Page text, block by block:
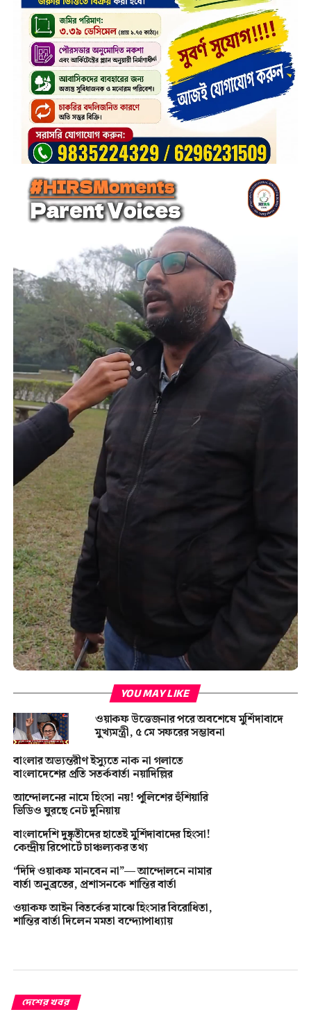
YOU MAY LIKE
ওয়াকফ উত্তেজনার পরে অবশেষে মুর্শিদাবাদে
মুখ্যমন্ত্রী, ৫ মে সফরের সম্ভাবনা
বাংলার অভ্যন্তরীণ ইস্যুতে নাক না গলাতে
বাংলাদেশের প্রতি সতর্কবার্তা নয়াদিল্লির
আন্দোলনের নামে হিংসা নয়! পুলিশের হুঁশিয়ারি
ভিডিও ঘুরছে নেট দুনিয়ায়
বাংলাদেশি দুষ্কৃতীদের হাতেই মুর্শিদাবাদের হিংসা!
কেন্দ্রীয় রিপোর্টে চাঞ্চল্যকর তথ্য
“দিদি ওয়াকফ মানবেন না”— আন্দোলনে নামার
বার্তা অনুব্রতের, প্রশাসনকে শান্তির বার্তা
ওয়াকফ আইন বিতর্কের মাঝে হিংসার বিরোধিতা,
শান্তির বার্তা দিলেন মমতা বন্দ্যোপাধ্যায়
দেশের খবর